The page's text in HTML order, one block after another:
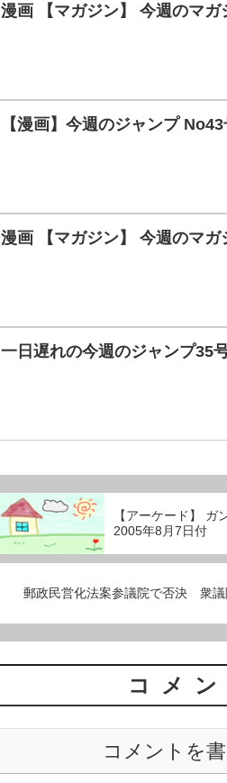
漫画 【マガジン】 今週のマガ
【漫画】今週のジャンプ
漫画 【マガジン】 今週のマガ
一日遅れの今週のジャンプ35
【アーケード】
2005年8月7日付
郵政民営化法案参議院で否決 衆議
コメン
コメントを